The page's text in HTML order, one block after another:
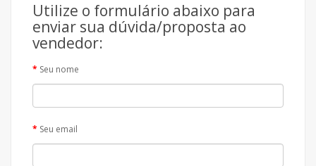
Utilize o formulário abaixo para
enviar sua dúvida/proposta ao
vendedor:
Seu nome
Seu email